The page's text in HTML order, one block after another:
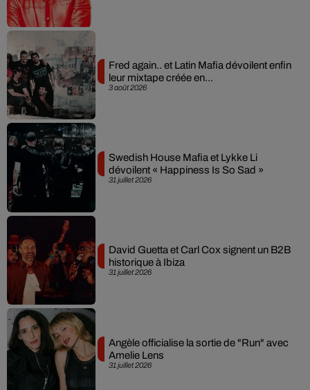
3 août 2026
Fred again.. et Latin Mafia dévoilent enfin
leur mixtape créée en...
31 juillet 2026
Swedish House Mafia et Lykke Li
dévoilent « Happiness Is So Sad »
31 juillet 2026
David Guetta et Carl Cox signent un B2B
historique à Ibiza
31 juillet 2026
Angèle officialise la sortie de "Run" avec
Amelie Lens